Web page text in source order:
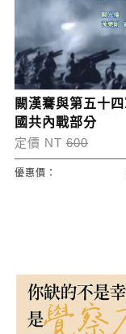
闕漢騫與第五十
國共內戰部分
定價 NT 600
優惠價：